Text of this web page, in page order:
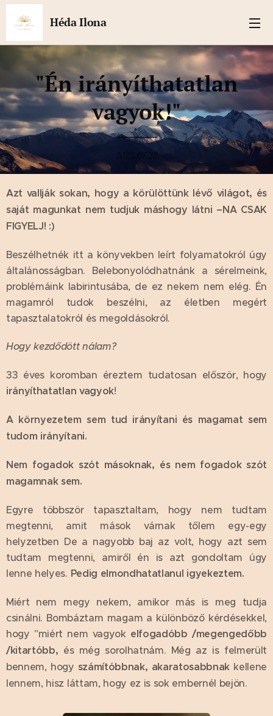
Héda Ilona
"Én irányíthatatlan
vagyok!"
2023.07.28
Azt vallják sokan, hogy a körülöttünk lévő világot, és
saját magunkat nem tudjuk máshogy látni –NA CSAK
FIGYELJ! :)
Beszélhetnék itt a könyvekben leírt folyamatokról úgy
általánosságban. Belebonyolódhatnánk a sérelmeink,
problémáink labirintusába, de ez nekem nem elég. Én
magamról tudok beszélni, az életben megért
tapasztalatokról és megoldásokról.
Hogy kezdődött nálam?
33 éves koromban éreztem tudatosan először, hogy
irányíthatatlan vagyok!
A környezetem sem tud irányítani és magamat sem
tudom irányítani.
Nem fogadok szót másoknak, és nem fogadok szót
magamnak sem.
Egyre többször tapasztaltam, hogy nem tudtam
megtenni, amit mások várnak tőlem egy-egy
helyzetben De a nagyobb baj az volt, hogy azt sem
tudtam megtenni, amiről én is azt gondoltam úgy
lenne helyes. Pedig elmondhatatlanul igyekeztem.
Miért nem megy nekem, amikor más is meg tudja
csinálni. Bombáztam magam a különböző kérdésekkel,
hogy "miért nem vagyok elfogadóbb /megengedőbb
/kitartóbb, és még sorolhatnám. Még az is felmerült
bennem, hogy számítóbbnak, akaratosabbnak kellene
lennem, hisz láttam, hogy ez is sok embernél bejön.